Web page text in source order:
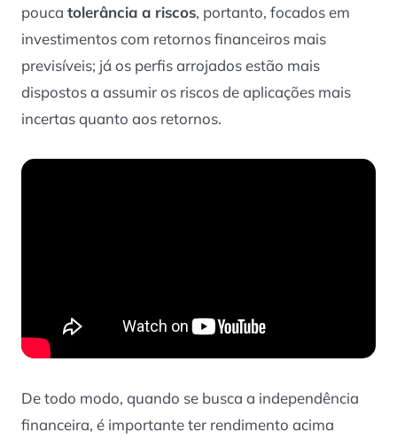
pouca tolerância a riscos, portanto, focados em
investimentos com retornos financeiros mais
previsíveis; já os perfis arrojados estão mais
dispostos a assumir os riscos de aplicações mais
incertas quanto aos retornos.
De todo modo, quando se busca a independência
financeira, é importante ter rendimento acima